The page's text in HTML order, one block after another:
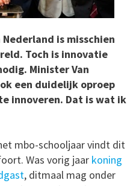
is misschien
Toch is innovatie
Minister Van
een duidelijk oproep
innoveren. Dat is wat ik
mbo-schooljaar vindt dit
Was vorig jaar koning
, ditmaal mag onder